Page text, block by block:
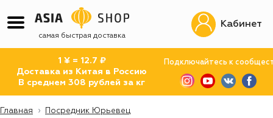
самая быстрая доставка
1 ¥ = 12.7 ₽
Доставка из Китая в Россию
В среднем 308 рублей за кг
Подключайтесь к
Кабинет
Главная Посредник Юрьевец